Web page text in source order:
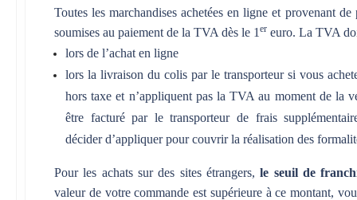
Toutes les marchandises achetées en ligne et provenant
soumises au paiement de la TVA dès le 1 er euro. La TVA
lors de l’achat en ligne
lors la livraison du colis par le transporteur si vous
hors taxe et n’appliquent pas la TVA au moment de la
être facturé par le transporteur de frais
décider d’appliquer pour couvrir la réalisation des
Pour les achats sur des sites étrangers,le seuil de
valeur de votre commande est supérieure à ce montant,